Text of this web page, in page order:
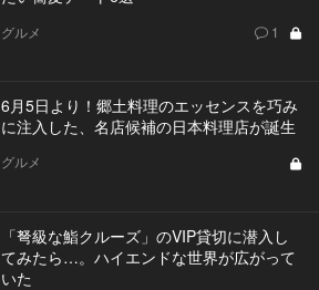
グルメ 1
6月5日より！郷土料理のエッセンスを巧み
に注入した、名店候補の日本料理店が誕生
グルメ
「弩級な鮨クルーズ」のVIP貸切に潜入し
てみたら…。ハイエンドな世界が広がって
いた